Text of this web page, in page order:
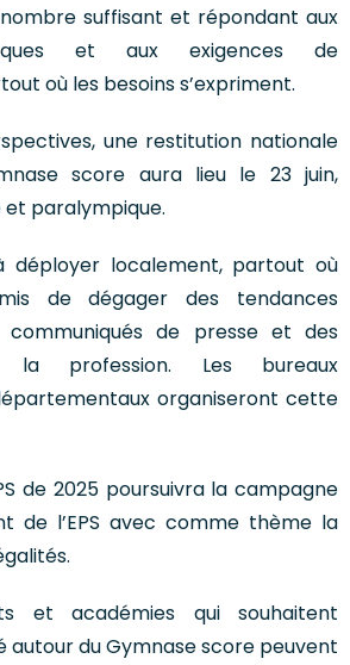
suffisant et répondant aux
et aux exigences de
où les besoins s’expriment.
une restitution nationale
score aura lieu le 23 juin,
paralympique.
déployer localement, partout où
de dégager des tendances
communiqués de presse et des
la profession. Les bureaux
organiseront cette
de 2025 poursuivra la campagne
de l’EPS avec comme thème la
et académies qui souhaitent
autour du Gymnase score peuvent